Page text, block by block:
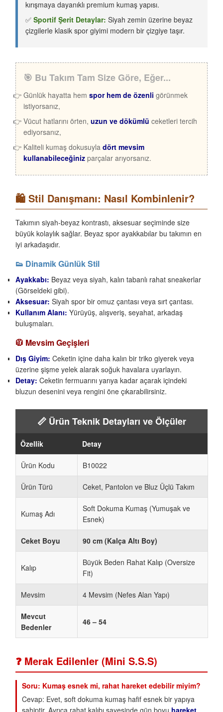
kırışmaya dayanıklı premium kumaş yapısı.
✅ Sportif Şerit Detaylar: Siyah zemin üzerine beyaz
çizgilerle klasik spor giyimi modern bir çizgiye taşır.
🎯 Bu Takım Tam Size Göre, Eğer...
Günlük hayatta hem spor hem de özenli görünmek
istiyorsanız,
Vücut hatlarını örten, uzun ve dökümlü ceketleri tercih
ediyorsanız,
Kaliteli kumaş dokusuyla dört mevsim
kullanabileceğiniz parçalar arıyorsanız.
🛍️ Stil Danışmanı: Nasıl Kombinlenir?
Takımın siyah-beyaz kontrastı, aksesuar seçiminde size
büyük kolaylık sağlar. Beyaz spor ayakkabılar bu takımın en
iyi arkadaşıdır.
👟 Dinamik Günlük Stil
Ayakkabı: Beyaz veya siyah, kalın tabanlı rahat sneakerlar
(Görseldeki gibi).
Aksesuar: Siyah spor bir omuz çantası veya sırt çantası.
Kullanım Alanı: Yürüyüş, alışveriş, seyahat, arkadaş
buluşmaları.
🧥 Mevsim Geçişleri
Dış Giyim: Ceketin içine daha kalın bir triko giyerek veya
üzerine şişme yelek alarak soğuk havalara uyarlayın.
Detay: Ceketin fermuarını yarıya kadar açarak içindeki
bluzun desenini veya rengini öne çıkarabilirsiniz.
📏 Ürün Teknik Detayları ve Ölçüler
Özellik Detay
Ürün Kodu B10022
Ürün Türü Ceket, Pantolon ve Bluz Üçlü Takım
Kumaş Adı
Soft Dokuma Kumaş (Yumuşak ve
Esnek)
Ceket Boyu 90 cm (Kalça Altı Boy)
Kalıp
Büyük Beden Rahat Kalıp (Oversize
Fit)
Mevsim 4 Mevsim (Nefes Alan Yapı)
Mevcut
Bedenler
46 – 54
❓ Merak Edilenler (Mini S.S.S)
Soru: Kumaş esnek mi, rahat hareket edebilir miyim?
Cevap: Evet, soft dokuma kumaş hafif esnek bir yapıya
sahiptir. Ayrıca rahat kalıbı sayesinde gün boyu hareket